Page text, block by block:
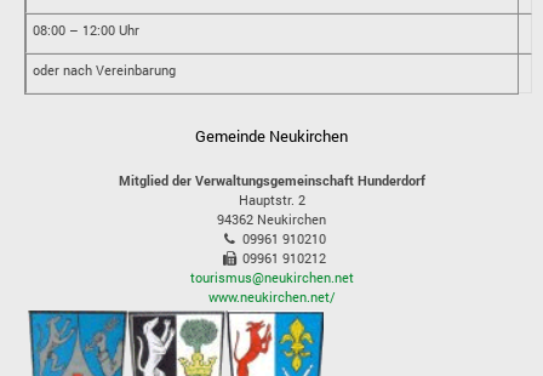
08:00 – 12:00 Uhr
oder nach Vereinbarung
Gemeinde Neukirchen
Mitglied der Verwaltungsgemeinschaft Hunderdorf
Hauptstr. 2
94362 Neukirchen
09961 910210
09961 910212
tourismus@neukirchen.net
www.neukirchen.net/